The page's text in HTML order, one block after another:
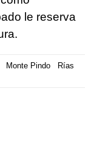
le reserva
Monte Pindo
Rías